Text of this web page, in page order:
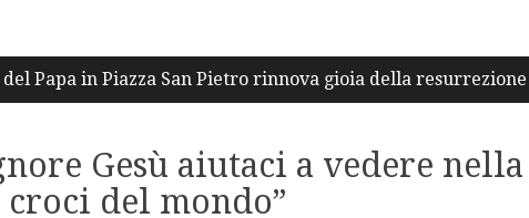
del Papa in Piazza San Pietro rinnova gioia della resurrezione
Gesù aiutaci a vedere nella
croci del mondo”